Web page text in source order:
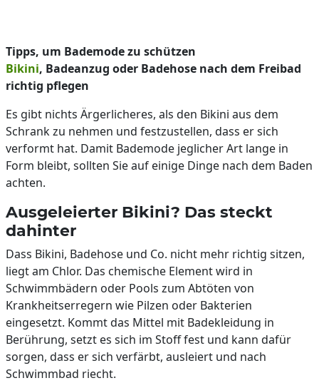
Tipps, um Bademode zu schützen
Bikini, Badeanzug oder Badehose nach dem Freibad
richtig pflegen
Es gibt nichts Ärgerlicheres, als den Bikini aus dem
Schrank zu nehmen und festzustellen, dass er sich
verformt hat. Damit Bademode jeglicher Art lange in
Form bleibt, sollten Sie auf einige Dinge nach dem Baden
achten.
Ausgeleierter Bikini? Das steckt
dahinter
Dass Bikini, Badehose und Co. nicht mehr richtig sitzen,
liegt am Chlor. Das chemische Element wird in
Schwimmbädern oder Pools zum Abtöten von
Krankheitserregern wie Pilzen oder Bakterien
eingesetzt. Kommt das Mittel mit Badekleidung in
Berührung, setzt es sich im Stoff fest und kann dafür
sorgen, dass er sich verfärbt, ausleiert und nach
Schwimmbad riecht.